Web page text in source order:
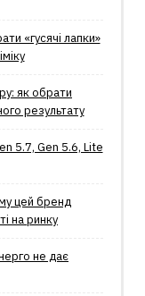
«гусячі лапки»
як обрати
результату
5.7, Gen 5.6, Lite
цей бренд
на ринку
не дає